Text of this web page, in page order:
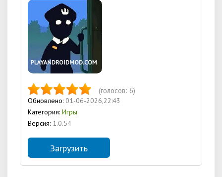
(голосов: 6)
Обновлено: 01-06-2026,22:43
Категория: Игры
Версия: 1.0.54
Загрузить